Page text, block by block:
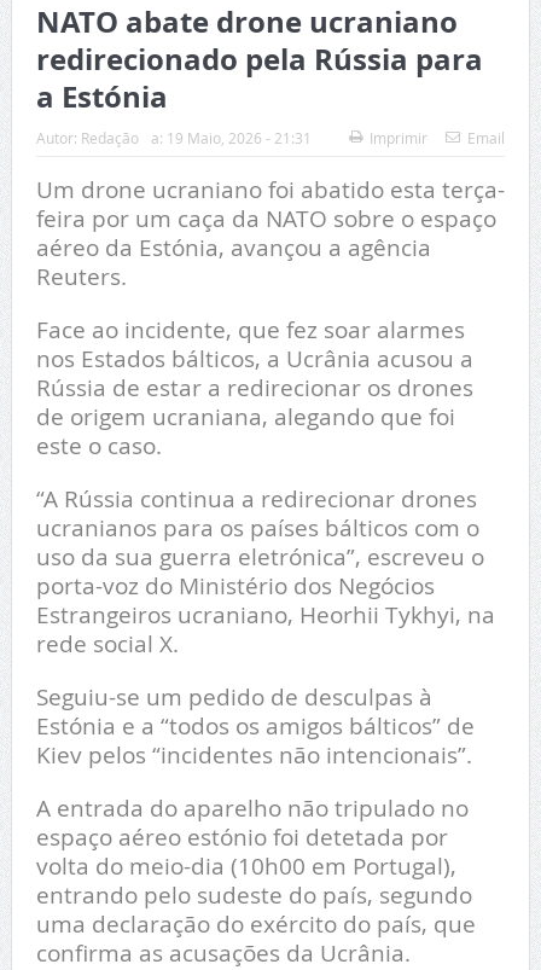
NATO abate drone ucraniano
redirecionado pela Rússia para
a Estónia
Autor: Redação a: 19 Maio, 2026 - 21:31 Imprimir Email
Um drone ucraniano foi abatido esta terça-
feira por um caça da NATO sobre o espaço
aéreo da Estónia, avançou a agência
Reuters.
Face ao incidente, que fez soar alarmes
nos Estados bálticos, a Ucrânia acusou a
Rússia de estar a redirecionar os drones
de origem ucraniana, alegando que foi
este o caso.
“A Rússia continua a redirecionar drones
ucranianos para os países bálticos com o
uso da sua guerra eletrónica”, escreveu o
porta-voz do Ministério dos Negócios
Estrangeiros ucraniano, Heorhii Tykhyi, na
rede social X.
Seguiu-se um pedido de desculpas à
Estónia e a “todos os amigos bálticos” de
Kiev pelos “incidentes não intencionais”.
A entrada do aparelho não tripulado no
espaço aéreo estónio foi detetada por
volta do meio-dia (10h00 em Portugal),
entrando pelo sudeste do país, segundo
uma declaração do exército do país, que
confirma as acusações da Ucrânia.